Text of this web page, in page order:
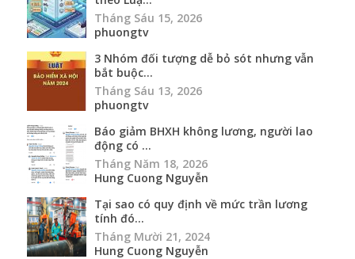
Tháng Sáu 15, 2026
phuongtv
3 Nhóm đối tượng dễ bỏ sót nhưng vẫn
bắt buộc...
Tháng Sáu 13, 2026
phuongtv
Báo giảm BHXH không lương, người lao
động có ...
Tháng Năm 18, 2026
Hung Cuong Nguyễn
Tại sao có quy định về mức trần lương
tính đó...
Tháng Mười 21, 2024
Hung Cuong Nguyễn